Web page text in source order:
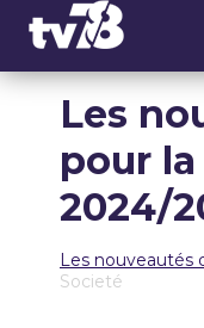
Les
pour
2024/
Les nouveautés
Societé
Panneau de gestion